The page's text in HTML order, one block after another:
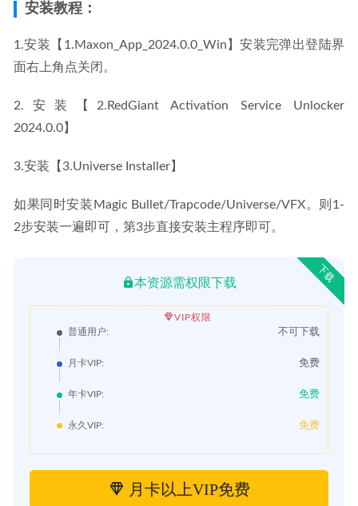
安装教程：
1.安装【1.Maxon_App_2024.0.0_Win】安装完弹出登陆界
面右上角点关闭。
2.安装【2.RedGiant Activation Service Unlocker
2024.0.0】
3.安装【3.Universe Installer】
如果同时安装Magic Bullet/Trapcode/Universe/VFX。则1-
2步安装一遍即可，第3步直接安装主程序即可。
下载
本资源需权限下载
VIP权限
普通用户:
不可下载
月卡VIP: 免费
年卡VIP: 免费
永久VIP: 免费
月卡以上VIP免费